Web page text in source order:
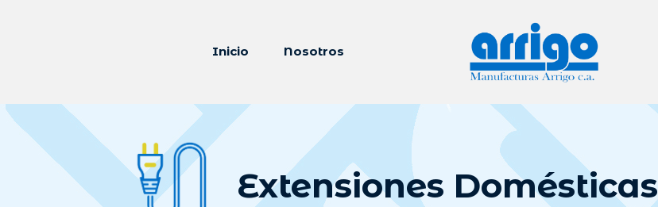
Inicio Nosotros
Extensiones Domésticas